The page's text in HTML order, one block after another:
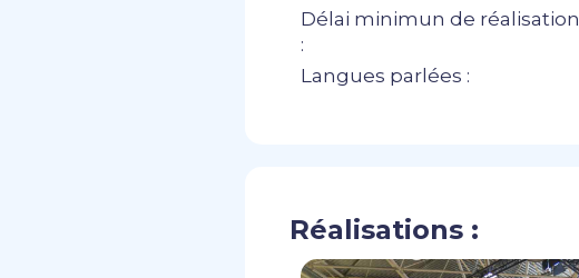
Délai minimun de réalisation
:
Langues parlées :
Réalisations :